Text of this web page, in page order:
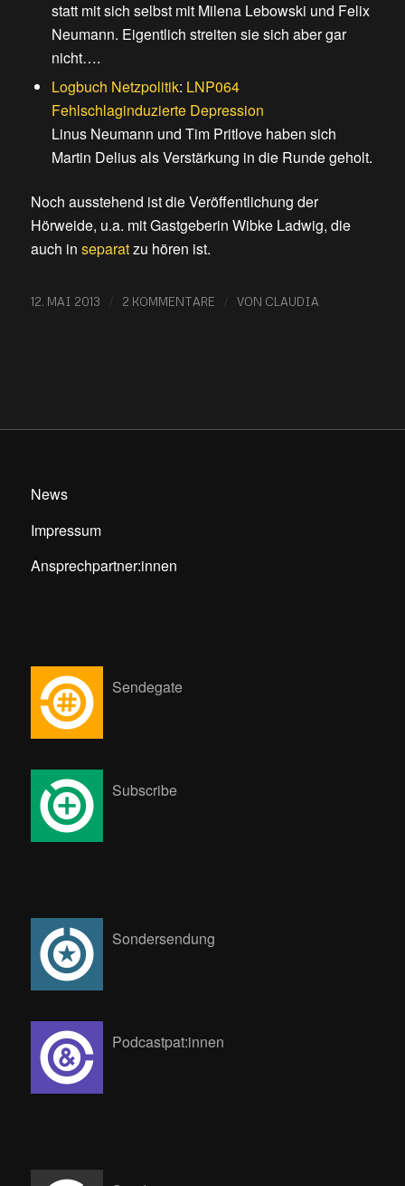
statt mit sich selbst mit Milena Lebowski und Felix
Neumann. Eigentlich streiten sie sich aber gar
nicht….
Logbuch Netzpolitik: LNP064
Fehlschlaginduzierte Depression
Linus Neumann und Tim Pritlove haben sich
Martin Delius als Verstärkung in die Runde geholt.
Noch ausstehend ist die Veröffentlichung der
Hörweide, u.a. mit Gastgeberin Wibke Ladwig, die
auch in separatzu hören ist.
12. MAI 2013 / 2 KOMMENTARE / VON CLAUDIA
News
Impressum
Ansprechpartner:innen
Sendegate
Subscribe
Sondersendung
Podcastpat:innen